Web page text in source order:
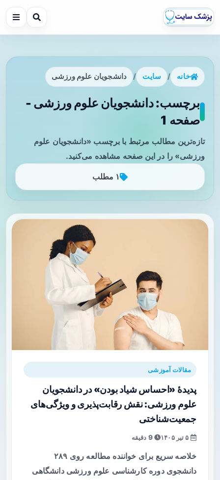
خانه / سایت / دانشجویان علوم ورزشی
برچسب: دانشجویان علوم ورزشی -
صفحه 1
تازه‌ترین مطالب مرتبط با برچسب «دانشجویان علوم
ورزشی» را در این صفحه مشاهده می‌کنید.
۱ مطلب
مقالات آموزشی
پدیدۀ «احساس شیاد بودن» در دانشجویان
علوم ورزشی: نقش رقابت‌پذیری و ویژگی‌های
جمعیت‌شناختی
9 دقیقه
خلاصه سریع برای خواننده مطالعه روی ۲۸۹
دانشجوی دوره کارشناسی علوم ورزشی دانشگاهی